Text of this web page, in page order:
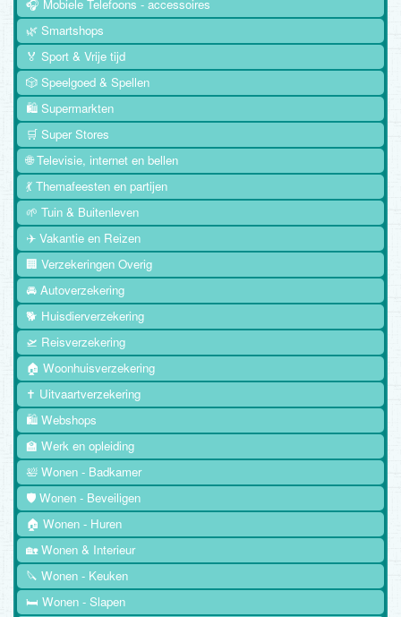
🎧 Mobiele Telefoons - accessoires
🌿 Smartshops
🏅 Sport & Vrije tijd
🎲 Speelgoed & Spellen
🛍️ Supermarkten
🛒 Super Stores
🌐 Televisie, internet en bellen
💃 Themafeesten en partijen
🌱 Tuin & Buitenleven
✈️ Vakantie en Reizen
🏢 Verzekeringen Overig
🚘 Autoverzekering
🐕 Huisdierverzekering
🛫 Reisverzekering
🏠 Woonhuisverzekering
✝️ Uitvaartverzekering
🛍️ Webshops
🏫 Werk en opleiding
🛀 Wonen - Badkamer
🛡️ Wonen - Beveiligen
🏠 Wonen - Huren
🏡 Wonen & Interieur
🔪 Wonen - Keuken
🛏️ Wonen - Slapen